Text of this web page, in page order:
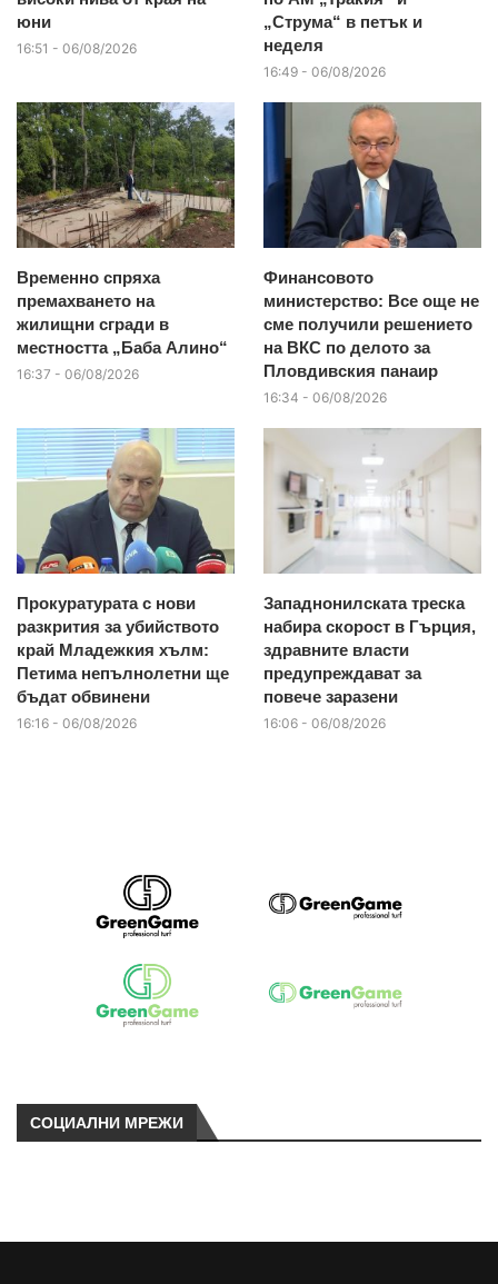
юни
16:51 - 06/08/2026
„Струма“ в петък и
неделя
16:49 - 06/08/2026
Временно спряха
премахването на
жилищни сгради в
местността „Баба Алино“
16:37 - 06/08/2026
Финансовото
министерство: Все още не
сме получили решението
на ВКС по делото за
Пловдивския панаир
16:34 - 06/08/2026
Прокуратурата с нови
разкрития за убийството
край Младежкия хълм:
Петима непълнолетни ще
бъдат обвинени
16:16 - 06/08/2026
Западнонилската треска
набира скорост в Гърция,
здравните власти
предупреждават за
повече заразени
16:06 - 06/08/2026
СОЦИАЛНИ МРЕЖИ